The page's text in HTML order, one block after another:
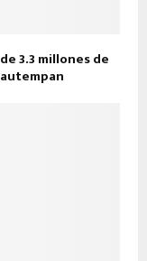
3.3 millones de